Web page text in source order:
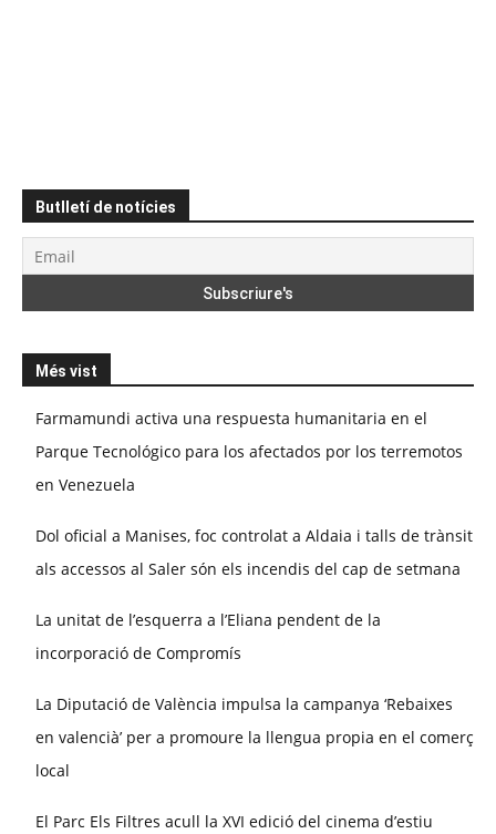
Butlletí de notícies
Més vist
Farmamundi activa una respuesta humanitaria en el
Parque Tecnológico para los afectados por los terremotos
en Venezuela
Dol oficial a Manises, foc controlat a Aldaia i talls de trànsit
als accessos al Saler són els incendis del cap de setmana
La unitat de l’esquerra a l’Eliana pendent de la
incorporació de Compromís
La Diputació de València impulsa la campanya ‘Rebaixes
en valencià’ per a promoure la llengua propia en el comerç
local
El Parc Els Filtres acull la XVI edició del cinema d’estiu